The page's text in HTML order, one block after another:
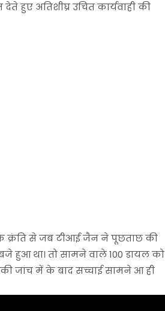
हुए अतिशीघ्र उचित कार्यवाही की
क्रंति से जब टीआई जैन ने पूछताछ की
हुआ था। तो सामने वाले 100 डायल को
जांच में के बाद सच्चाई सामने आ ही